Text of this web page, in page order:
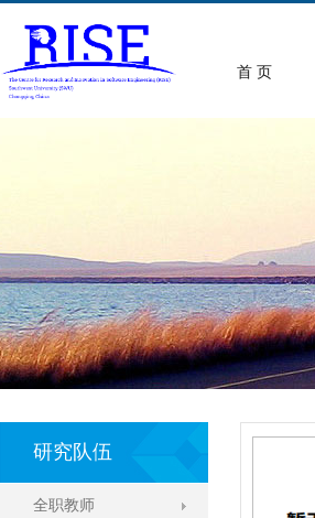
首 页
研究队伍
全职教师